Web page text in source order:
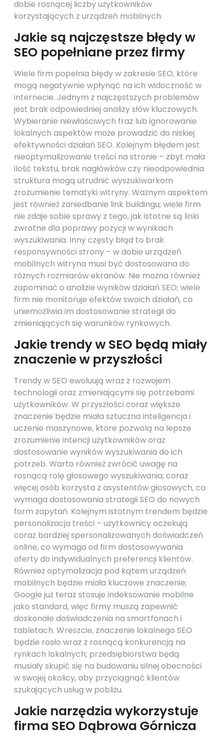
dobie rosnącej liczby użytkowników
korzystających z urządzeń mobilnych.
Jakie są najczęstsze błędy w
SEO popełniane przez firmy
Wiele firm popełnia błędy w zakresie SEO, które
mogą negatywnie wpłynąć na ich widoczność w
internecie. Jednym z najczęstszych problemów
jest brak odpowiedniej analizy słów kluczowych.
Wybieranie niewłaściwych fraz lub ignorowanie
lokalnych aspektów może prowadzić do niskiej
efektywności działań SEO. Kolejnym błędem jest
nieoptymalizowanie treści na stronie – zbyt mała
ilość tekstu, brak nagłówków czy nieodpowiednia
struktura mogą utrudnić wyszukiwarkom
zrozumienie tematyki witryny. Ważnym aspektem
jest również zaniedbanie link buildingu; wiele firm
nie zdaje sobie sprawy z tego, jak istotne są linki
zwrotne dla poprawy pozycji w wynikach
wyszukiwania. Inny częsty błąd to brak
responsywności strony – w dobie urządzeń
mobilnych witryna musi być dostosowana do
różnych rozmiarów ekranów. Nie można również
zapominać o analizie wyników działań SEO; wiele
firm nie monitoruje efektów swoich działań, co
uniemożliwia im dostosowanie strategii do
zmieniających się warunków rynkowych.
Jakie trendy w SEO będą miały
znaczenie w przyszłości
Trendy w SEO ewoluują wraz z rozwojem
technologii oraz zmieniającymi się potrzebami
użytkowników. W przyszłości coraz większe
znaczenie będzie miała sztuczna inteligencja i
uczenie maszynowe, które pozwolą na lepsze
zrozumienie intencji użytkowników oraz
dostosowanie wyników wyszukiwania do ich
potrzeb. Warto również zwrócić uwagę na
rosnącą rolę głosowego wyszukiwania; coraz
więcej osób korzysta z asystentów głosowych, co
wymaga dostosowania strategii SEO do nowych
form zapytań. Kolejnym istotnym trendem będzie
personalizacja treści – użytkownicy oczekują
coraz bardziej spersonalizowanych doświadczeń
online, co wymaga od firm dostosowywania
oferty do indywidualnych preferencji klientów.
Również optymalizacja pod kątem urządzeń
mobilnych będzie miała kluczowe znaczenie;
Google już teraz stosuje indeksowanie mobilne
jako standard, więc firmy muszą zapewnić
doskonałe doświadczenia na smartfonach i
tabletach. Wreszcie, znaczenie lokalnego SEO
będzie rosło wraz z rosnącą konkurencją na
rynkach lokalnych; przedsiębiorstwa będą
musiały skupić się na budowaniu silnej obecności
w swojej okolicy, aby przyciągnąć klientów
szukających usług w pobliżu.
Jakie narzędzia wykorzystuje
firma SEO Dąbrowa Górnicza